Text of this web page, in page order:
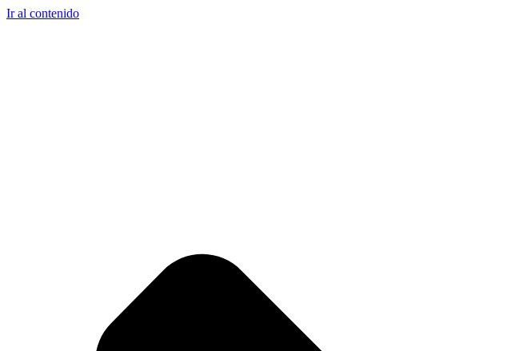
Ir al contenido